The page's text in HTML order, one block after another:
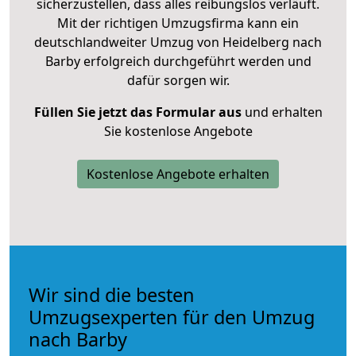
sicherzustellen, dass alles reibungslos verläuft.
Mit der richtigen Umzugsfirma kann ein
deutschlandweiter Umzug von Heidelberg nach
Barby erfolgreich durchgeführt werden und
dafür sorgen wir.
Füllen Sie jetzt das Formular ausund erhalten
Sie kostenlose Angebote
Kostenlose Angebote erhalten
Wir sind die besten
Umzugsexperten für den Umzug
nach Barby